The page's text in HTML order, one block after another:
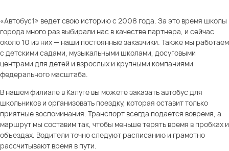
«Автобус1» ведет свою историю с 2008 года. За это время школы
города много раз выбирали нас в качестве партнера, и сейчас
около 10 из них — наши постоянные заказчики. Также мы работаем
с детскими садами, музыкальными школами, досуговыми
центрами для детей и взрослых и крупными компаниями
федерального масштаба.
В нашем филиале в Калуге вы можете заказать автобус для
школьников и организовать поездку, которая оставит только
приятные воспоминания. Транспорт всегда подается вовремя, а
маршрут мы составим так, чтобы меньше терять время в пробках и
объездах. Водители точно следуют расписанию и грамотно
рассчитывают время в пути.